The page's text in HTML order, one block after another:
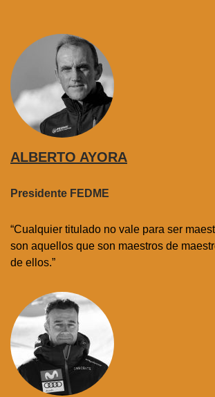
ALBERTO AYORA
Presidente FEDME
“Cualquier titulado no vale para ser
son aquellos que son maestros de
de ellos.”